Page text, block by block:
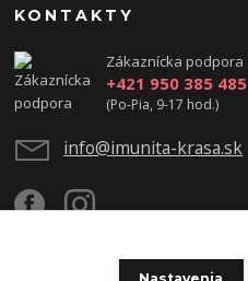
KONTAKTY
Zákaznícka podpora
+421 950 385 485
(Po-Pia, 9-17 hod.)
info@imunita-krasa.sk